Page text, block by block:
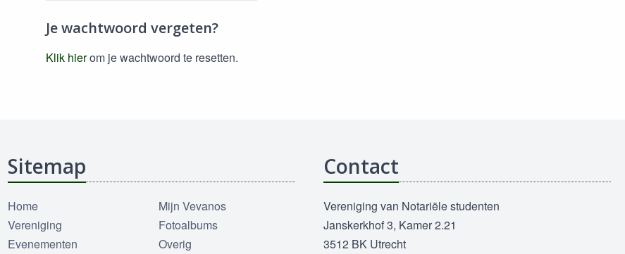
Je wachtwoord vergeten?
Klik hierom je wachtwoord te resetten.
Sitemap
Home
Vereniging
Evenementen
Mijn Vevanos
Fotoalbums
Overig
Contact
Vereniging van Notariële studenten
Janskerkhof 3, Kamer 2.21
3512 BK Utrecht